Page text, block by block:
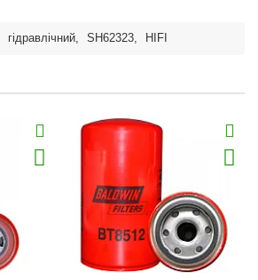
гідравлічний, SH62323, HIFI